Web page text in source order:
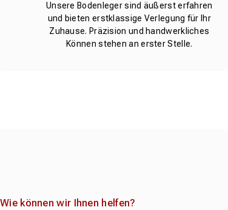
Unsere Bodenleger sind äußerst erfahren
und bieten erstklassige Verlegung für Ihr
Zuhause. Präzision und handwerkliches
Können stehen an erster Stelle.
Wie können wir Ihnen helfen?